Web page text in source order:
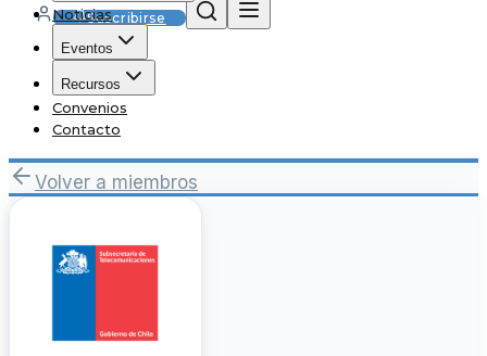
Suscribirse
Noticias
Eventos
Recursos
Convenios
Contacto
Volver a miembros